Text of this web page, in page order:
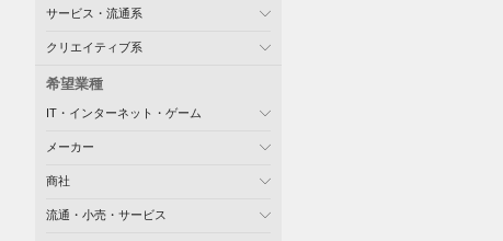
サービス・流通系
クリエイティブ系
希望業種
IT・インターネット・ゲーム
メーカー
商社
流通・小売・サービス